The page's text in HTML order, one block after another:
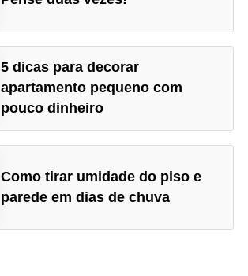
5 dicas para decorar
apartamento pequeno com
pouco dinheiro
Como tirar umidade do piso e
parede em dias de chuva